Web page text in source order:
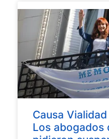
Causa
Los abogados